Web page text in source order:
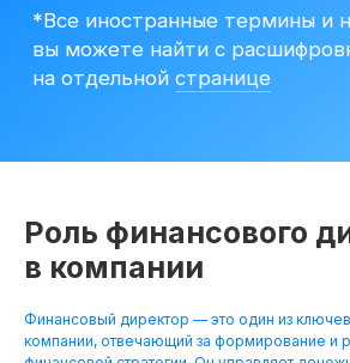
Роль финансового
в компании
Финансовый директор — это один из
компании, отвечающий за формирование и
Резюме